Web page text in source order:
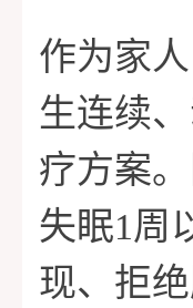
作为家
生连续
疗方案
失眠1周
现、拒